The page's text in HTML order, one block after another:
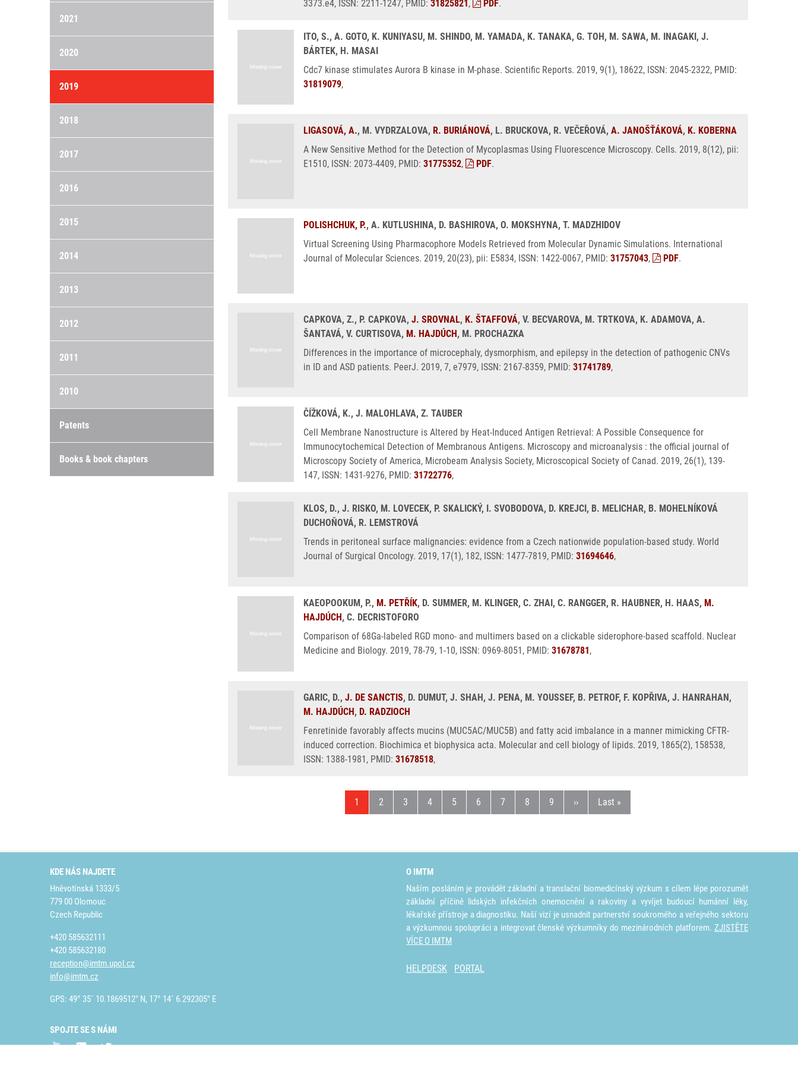
2021
2020
2019
2018
2017
2016
2015
2014
2013
2012
2011
2010
Patents
Books & book chapters
3373.e4, ISSN: 2211-1247, PMID: 31825821, PDF.
ITO, S., A. GOTO, K. KUNIYASU, M. SHINDO, M. YAMADA, K. TANAKA, G. TOH, M. SAWA, M. INAGAKI, J.
BÁRTEK, H. MASAI
Cdc7 kinase stimulates Aurora B kinase in M-phase. Scientific Reports. 2019, 9(1), 18622, ISSN: 2045-2322, PMID:
31819079,
LIGASOVÁ, A., M. VYDRZALOVA, R. BURIÁNOVÁ, L. BRUCKOVA, R. VEČEŘOVÁ, A. JANOŠŤÁKOVÁ, K. KOBERNA
A New Sensitive Method for the Detection of Mycoplasmas Using Fluorescence Microscopy. Cells. 2019, 8(12), pii:
E1510, ISSN: 2073-4409, PMID: 31775352, PDF.
POLISHCHUK, P., A. KUTLUSHINA, D. BASHIROVA, O. MOKSHYNA, T. MADZHIDOV
Virtual Screening Using Pharmacophore Models Retrieved from Molecular Dynamic Simulations. International
Journal of Molecular Sciences. 2019, 20(23), pii: E5834, ISSN: 1422-0067, PMID: 31757043, PDF.
CAPKOVA, Z., P. CAPKOVA, J. SROVNAL, K. ŠTAFFOVÁ, V. BECVAROVA, M. TRTKOVA, K. ADAMOVA, A.
ŠANTAVÁ, V. CURTISOVA, M. HAJDÚCH, M. PROCHAZKA
Differences in the importance of microcephaly, dysmorphism, and epilepsy in the detection of pathogenic CNVs
in ID and ASD patients. PeerJ. 2019, 7, e7979, ISSN: 2167-8359, PMID: 31741789,
ČÍŽKOVÁ, K., J. MALOHLAVA, Z. TAUBER
Cell Membrane Nanostructure is Altered by Heat-Induced Antigen Retrieval: A Possible Consequence for
Immunocytochemical Detection of Membranous Antigens. Microscopy and microanalysis : the official journal of
Microscopy Society of America, Microbeam Analysis Society, Microscopical Society of Canad. 2019, 26(1), 139-
147, ISSN: 1431-9276, PMID: 31722776,
KLOS, D., J. RISKO, M. LOVECEK, P. SKALICKÝ, I. SVOBODOVA, D. KREJCI, B. MELICHAR, B. MOHELNÍKOVÁ
DUCHOŇOVÁ, R. LEMSTROVÁ
Trends in peritoneal surface malignancies: evidence from a Czech nationwide population-based study. World
Journal of Surgical Oncology. 2019, 17(1), 182, ISSN: 1477-7819, PMID: 31694646,
KAEOPOOKUM, P., M. PETŘÍK, D. SUMMER, M. KLINGER, C. ZHAI, C. RANGGER, R. HAUBNER, H. HAAS, M.
HAJDÚCH, C. DECRISTOFORO
Comparison of 68Ga-labeled RGD mono- and multimers based on a clickable siderophore-based scaffold. Nuclear
Medicine and Biology. 2019, 78-79, 1-10, ISSN: 0969-8051, PMID: 31678781,
GARIC, D., J. DE SANCTIS, D. DUMUT, J. SHAH, J. PENA, M. YOUSSEF, B. PETROF, F. KOPŘIVA, J. HANRAHAN,
M. HAJDÚCH, D. RADZIOCH
Fenretinide favorably affects mucins (MUC5AC/MUC5B) and fatty acid imbalance in a manner mimicking CFTR-
induced correction. Biochimica et biophysica acta. Molecular and cell biology of lipids. 2019, 1865(2), 158538,
ISSN: 1388-1981, PMID: 31678518,
Aktuální stránka
1 Stránka
2 Stránka
3 Stránka
4 Stránka
5 Stránka
6 Stránka
7 Stránka
8 Stránka
9 Následující stránka
›› Poslední stránka
Last »
KDE NÁS NAJDETE
Hněvotínská 1333/5
779 00 Olomouc
Czech Republic
+420 585632111
+420 585632180
reception@imtm.upol.cz
info@imtm.cz
GPS: 49° 35´ 10.1869512" N, 17° 14´ 6.292305" E
O IMTM
Naším posláním je provádět základní a translační biomedicínský výzkum s cílem lépe porozumět
základní příčině lidských infekčních onemocnění a rakoviny a vyvíjet budoucí humánní léky,
lékařské přístroje a diagnostiku. Naší vizí je usnadnit partnerství soukromého a veřejného sektoru
a výzkumnou spolupráci a integrovat členské výzkumníky do mezinárodních platforem. ZJISTĚTE
VÍCE O IMTM
HELPDESK PORTAL
SPOJTE SE S NÁMI
© 2026 Institute of Molecular and Translational Medicine